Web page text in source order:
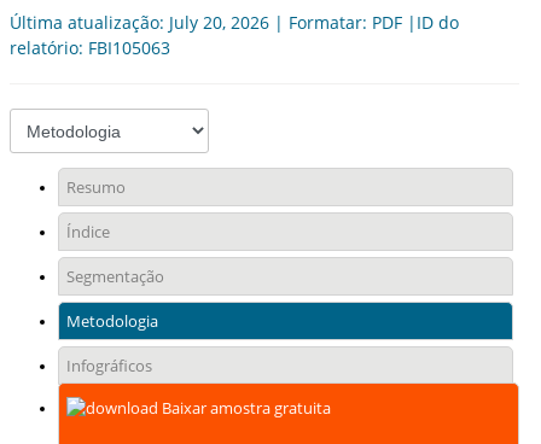
Última atualização: July 20, 2026 | Formatar: PDF |ID do
relatório: FBI105063
Resumo
Índice
Segmentação
Metodologia
Infográficos
Baixar amostra gratuita